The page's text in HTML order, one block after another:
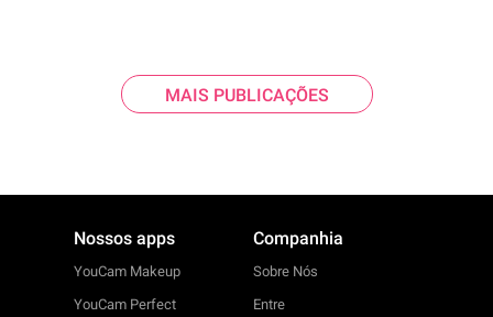
MAIS PUBLICAÇÕES
Nossos apps
YouCam Makeup
YouCam Perfect
Companhia
Sobre Nós
Entre